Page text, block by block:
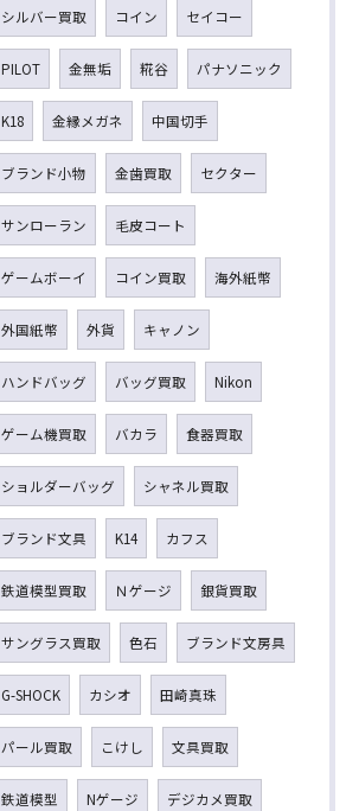
シルバー買取 コイン セイコー
PILOT 金無垢 糀谷 パナソニック
K18 金縁メガネ 中国切手
ブランド小物 金歯買取 セクター
サンローラン 毛皮コート
ゲームボーイ コイン買取 海外紙幣
外国紙幣 外貨 キャノン
ハンドバッグ バッグ買取 Nikon
ゲーム機買取 バカラ 食器買取
ショルダーバッグ シャネル買取
ブランド文具 K14 カフス
鉄道模型買取 Ｎゲージ 銀貨買取
サングラス買取 色石 ブランド文房具
G-SHOCK カシオ 田崎真珠
パール買取 こけし 文具買取
鉄道模型 Nゲージ デジカメ買取